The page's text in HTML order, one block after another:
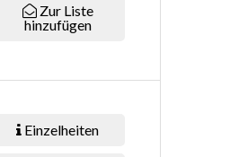
Zur Liste
hinzufügen
Einzelheiten